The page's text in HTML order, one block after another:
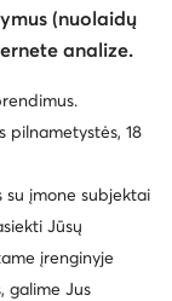
batai · Juoda
kaina
31,99 €
(nuolaidų
analize.
pilnametystės, 18
su įmone subjektai
Jūsų
įrenginyje
galime Jus